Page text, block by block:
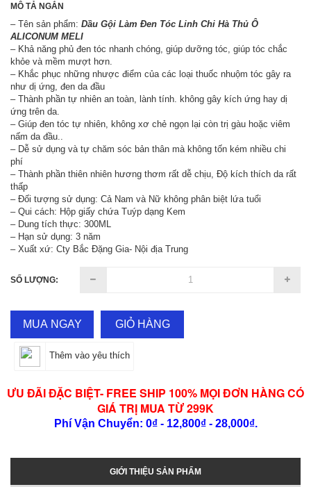
MÔ TẢ NGẮN
– Tên sản phẩm: Dầu Gội Làm Đen Tóc Linh Chi Hà Thủ Ô
ALICONUM MELI
– Khả năng phủ đen tóc nhanh chóng, giúp dưỡng tóc, giúp tóc chắc
khỏe và mềm mượt hơn.
– Khắc phục những nhược điểm của các loại thuốc nhuộm tóc gây ra
như dị ứng, đen da đầu
– Thành phần tự nhiên an toàn, lành tính. không gây kích ứng hay dị
ứng trên da.
– Giúp đen tóc tự nhiên, không xơ chẻ ngọn lại còn trị gàu hoặc viêm
nấm da đầu..
– Dễ sử dụng và tự chăm sóc bản thân mà không tốn kém nhiều chi
phí
– Thành phần thiên nhiên hương thơm rất dễ chịu, Độ kích thích da rất
thấp
– Đối tượng sử dụng: Cả Nam và Nữ không phân biệt lứa tuổi
– Qui cách: Hộp giấy chứa Tuýp dạng Kem
– Dung tích thực: 300ML
– Hạn sử dụng: 3 năm
– Xuất xứ: Cty Bắc Đặng Gia- Nội địa Trung
SỐ LƯỢNG:
MUA NGAY GIỎ HÀNG
Thêm vào yêu thích
ƯU ĐÃI ĐẶC BIỆT- FREE SHIP 100% MỌI ĐƠN HÀNG CÓ
GIÁ TRỊ MUA TỪ 299K
Phí Vận Chuyển: 0₫ - 12,800₫ - 28,000₫.
GIỚI THIỆU SẢN PHẨM